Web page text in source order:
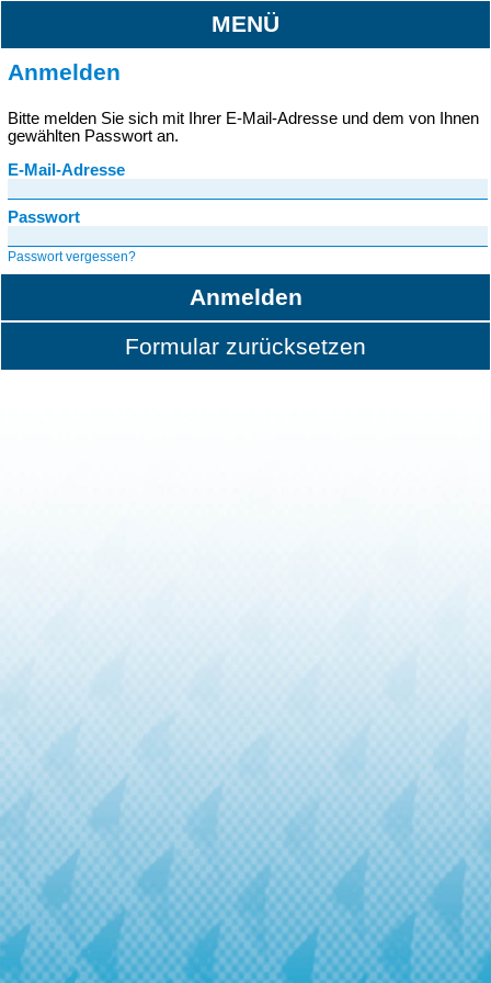
MENÜ
Anmelden
Bitte melden Sie sich mit Ihrer E-Mail-Adresse und dem von Ihnen
gewählten Passwort an.
E-Mail-Adresse
Passwort
Passwort vergessen?
Anmelden
Formular zurücksetzen